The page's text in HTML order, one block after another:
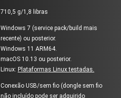
710,5 g/1,8 libras
Windows 7 (service pack/build mais
recente) ou posterior.
Windows 11 ARM64.
macOS 10.13 ou posterior.
Linux: Plataformas Linux testadas.
Conexão USB/sem fio (dongle sem fio
não incluído pode ser adquirido